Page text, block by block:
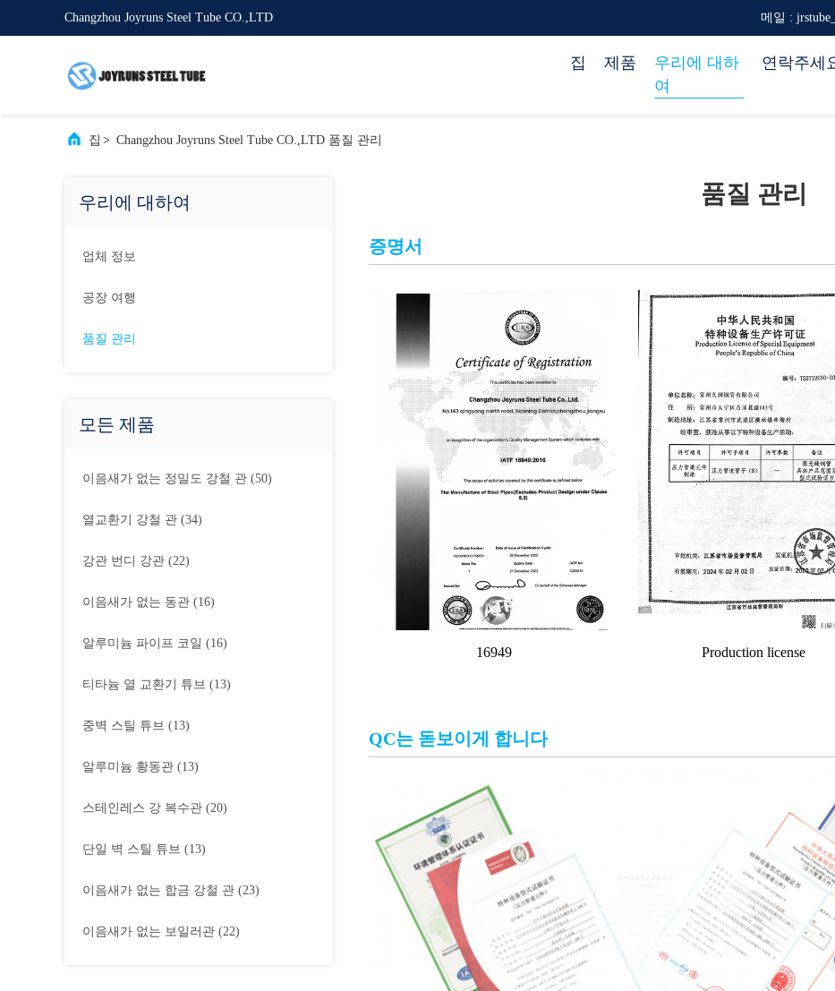
Changzhou Joyruns Steel Tube CO.,LTD 메일 :
집 제품
우리에 대하
여
연락주세
집 > Changzhou Joyruns Steel Tube CO.,LTD 품질 관리
우리에 대하여
업체 정보
공장 여행
품질 관리
모든 제품
이음새가 없는 정밀도 강철 관 (50)
열교환기 강철 관 (34)
강관 번디 강관 (22)
이음새가 없는 동관 (16)
알루미늄 파이프 코일 (16)
티타늄 열 교환기 튜브 (13)
중벽 스틸 튜브 (13)
알루미늄 황동관 (13)
스테인레스 강 복수관 (20)
단일 벽 스틸 튜브 (13)
이음새가 없는 합금 강철 관 (23)
이음새가 없는 보일러관 (22)
품질 관리
증명서
16949 Production license
QC는 돋보이게 합니다